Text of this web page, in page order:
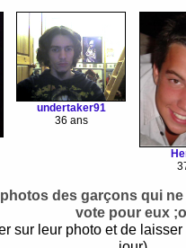
undertaker91
36 ans
des garçons qui
vote pour eux
sur leur photo et de